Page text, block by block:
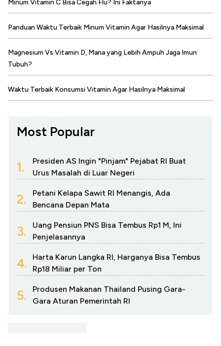
Minum Vitamin C Bisa Cegah Flu? Ini Faktanya
Panduan Waktu Terbaik Minum Vitamin Agar Hasilnya Maksimal
Magnesium Vs Vitamin D, Mana yang Lebih Ampuh Jaga Imun
Tubuh?
Waktu Terbaik Konsumsi Vitamin Agar Hasilnya Maksimal
Most Popular
1.
Presiden AS Ingin "Pinjam" Pejabat RI Buat
Urus Masalah di Luar Negeri
2.
Petani Kelapa Sawit RI Menangis, Ada
Bencana Depan Mata
3.
Uang Pensiun PNS Bisa Tembus Rp1 M, Ini
Penjelasannya
4.
Harta Karun Langka RI, Harganya Bisa Tembus
Rp18 Miliar per Ton
5.
Produsen Makanan Thailand Pusing Gara-
Gara Aturan Pemerintah RI